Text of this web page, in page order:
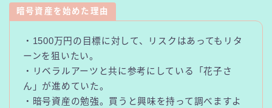
暗号資産を始めた理由
・1500万円の目標に対して、リスクはあってもリタ
ーンを狙いたい。
・リベラルアーツと共に参考にしている「花子さ
ん」が進めていた。
・暗号資産の勉強。買うと興味を持って調べますよ